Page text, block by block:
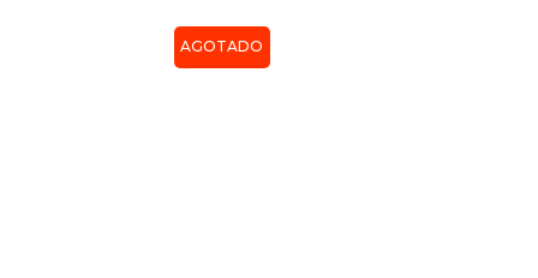
AGOTADO